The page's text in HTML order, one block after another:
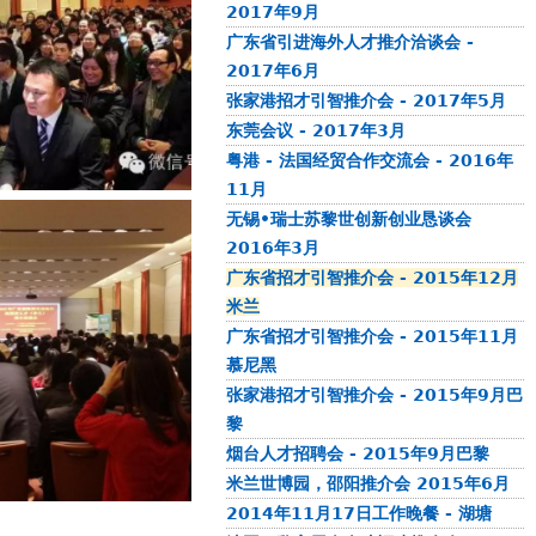
2017年9月
广东省引进海外人才推介洽谈会 -
2017年6月
张家港招才引智推介会 - 2017年5月
东莞会议 - 2017年3月
粤港 - 法国经贸合作交流会 - 2016年
11月
无锡•瑞士苏黎世创新创业恳谈会
2016年3月
广东省招才引智推介会 - 2015年12月
米兰
广东省招才引智推介会 - 2015年11月
慕尼黑
张家港招才引智推介会 - 2015年9月巴
黎
烟台人才招聘会 - 2015年9月巴黎
米兰世博园，邵阳推介会 2015年6月
2014年11月17日工作晚餐 - 湖塘